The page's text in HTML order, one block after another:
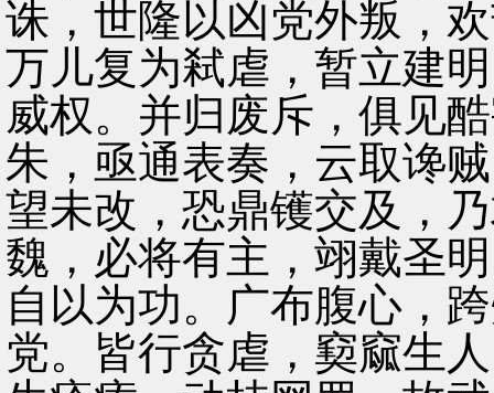
诛，世隆以凶党外叛，
万儿复为弒虐，暂立建
威权。并归废斥，俱见
朱，亟通表奏，云取谗
望未改，恐鼎镬交及，
魏，必将有主，翊戴圣
自以为功。广布腹心，
党。皆行贪虐，窫窳生